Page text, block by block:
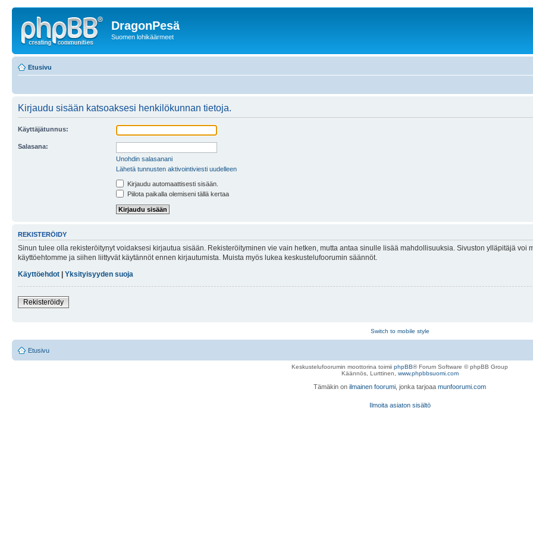
DragonPesä
Suomen lohikäärmeet
Etusivu
Kirjaudu sisään katsoaksesi henkilökunnan tietoja.
Käyttäjätunnus:
Salasana:
Unohdin salasanani
Lähetä tunnusten aktivointiviesti uudelleen
Kirjaudu automaattisesti sisään.
Piilota paikalla olemiseni tällä kertaa
REKISTERÖIDY
Sinun tulee olla rekisteröitynyt voidaksesi kirjautua sisään. Rekisteröityminen vie vain hetken, mutta antaa sinulle lisää mahdollisuuksia. Sivuston ylläpitäjä
käyttöehtomme ja siihen liittyvät käytännöt ennen kirjautumista. Muista myös lukea keskustelufoorumin säännöt.
Käyttöehdot
Yksityisyyden suoja
Rekisteröidy
Switch to mobile style
Etusivu
Keskustelufoorumin moottorina toimii phpBB® Forum Software © phpBB Group
Käännös, Lurttinen, www.phpbbsuomi.com
Tämäkin on ilmainen foorumi , jonka tarjoaa munfoorumi.com
Ilmoita asiaton sisältö